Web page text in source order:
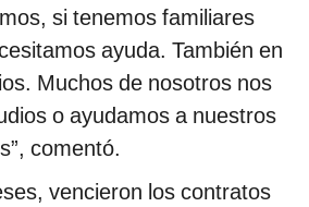
si tenemos familiares
ayuda. También en
Muchos de nosotros nos
o ayudamos a nuestros
comentó.
vencieron los contratos